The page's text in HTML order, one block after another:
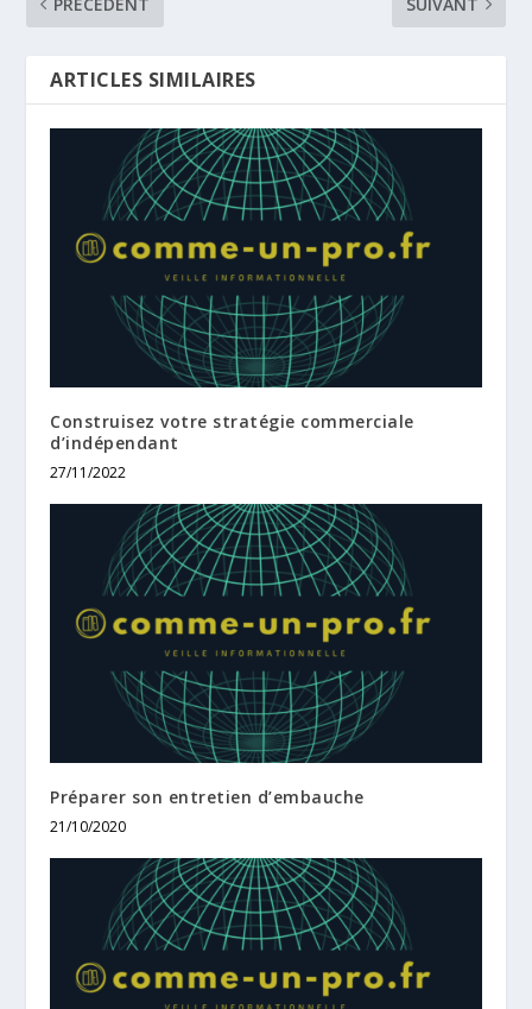
ARTICLES SIMILAIRES
Construisez votre stratégie commerciale
d’indépendant
27/11/2022
Préparer son entretien d’embauche
21/10/2020